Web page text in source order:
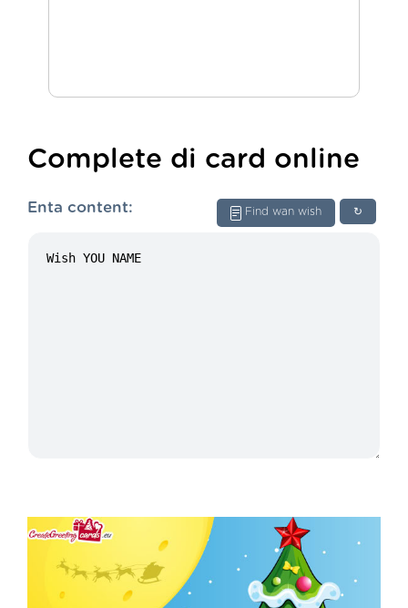
Complete di card online
↻
Find wan wish
Enta content: